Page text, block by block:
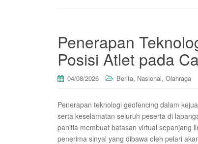
Penerapan
Posisi Atlet pada
04/08/2026 Berita, Nasional, Olahraga
Penerapan teknologi geofencing dalam
serta keselamatan seluruh peserta di
panitia membuat batasan virtual sepanjang
penerima sinyal yang dibawa oleh pelari